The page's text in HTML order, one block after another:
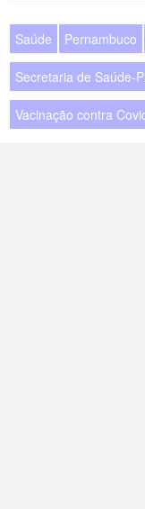
Saúde Pernambuco
Secretaria de Saúde-
Vacinação contra